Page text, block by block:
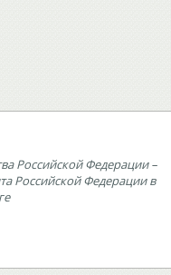
Российской Федерации –
Российской Федерации в